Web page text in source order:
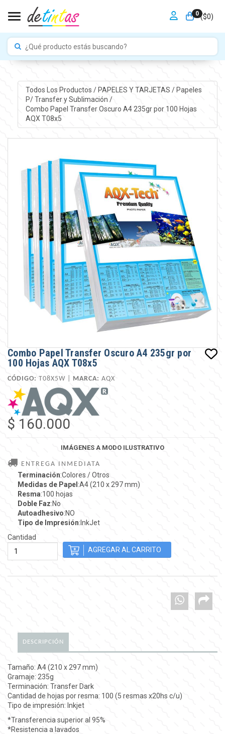
0 ($0)
Toggle navigation
Todos Los Productos / PAPELES Y TARJETAS / Papeles
P/ Transfer y Sublimación /
Combo Papel Transfer Oscuro A4 235gr por 100 Hojas
AQX T08x5
Combo Papel Transfer Oscuro A4 235gr por
100 Hojas AQX T08x5
CÓDIGO: T08X5W | MARCA: AQX
$ 160.000
IMÁGENES A MODO ILUSTRATIVO
ENTREGA INMEDIATA
Terminación:Colores / Otros
Medidas de Papel :A4 (210 x 297 mm)
Resma:100 hojas
Doble Faz:No
Autoadhesivo:NO
Tipo de Impresión:InkJet
Cantidad
DESCRIPCIÓN
Tamaño: A4 (210 x 297 mm)
Gramaje: 235g
Terminación: Transfer Dark
Cantidad de hojas por resma: 100 (5 resmas x20hs c/u)
Tipo de impresión: Inkjet
*Transferencia superior al 95%
*Resistencia a lavados